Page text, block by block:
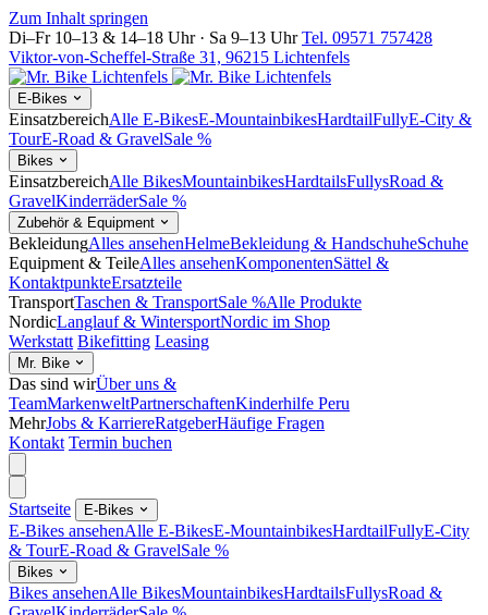
Zum Inhalt springen
Di–Fr 10–13 & 14–18 Uhr · Sa 9–13 Uhr Tel. 09571 757428
Viktor-von-Scheffel-Straße 31, 96215 Lichtenfels
E-Bikes
EinsatzbereichAlle E-BikesE-MountainbikesHardtailFullyE-City &
TourE-Road & GravelSale %
Bikes
EinsatzbereichAlle BikesMountainbikesHardtailsFullysRoad &
GravelKinderräderSale %
Zubehör & Equipment
BekleidungAlles ansehenHelmeBekleidung & HandschuheSchuhe
Equipment & TeileAlles ansehenKomponentenSättel &
KontaktpunkteErsatzteile
TransportTaschen & TransportSale %Alle Produkte
NordicLanglauf & WintersportNordic im Shop
Werkstatt Bikefitting Leasing
Mr. Bike
Das sind wirÜber uns &
TeamMarkenweltPartnerschaftenKinderhilfe Peru
MehrJobs & KarriereRatgeberHäufige Fragen
Kontakt Termin buchen
Startseite E-Bikes
E-Bikes ansehenAlle E-BikesE-MountainbikesHardtailFullyE-City
& TourE-Road & GravelSale %
Bikes
Bikes ansehenAlle BikesMountainbikesHardtailsFullysRoad &